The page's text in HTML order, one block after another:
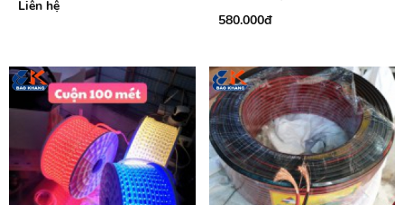
Liên hệ
580.000đ